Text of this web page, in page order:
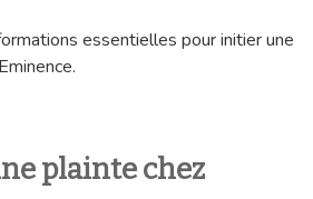
essentielles pour initier une
plainte chez